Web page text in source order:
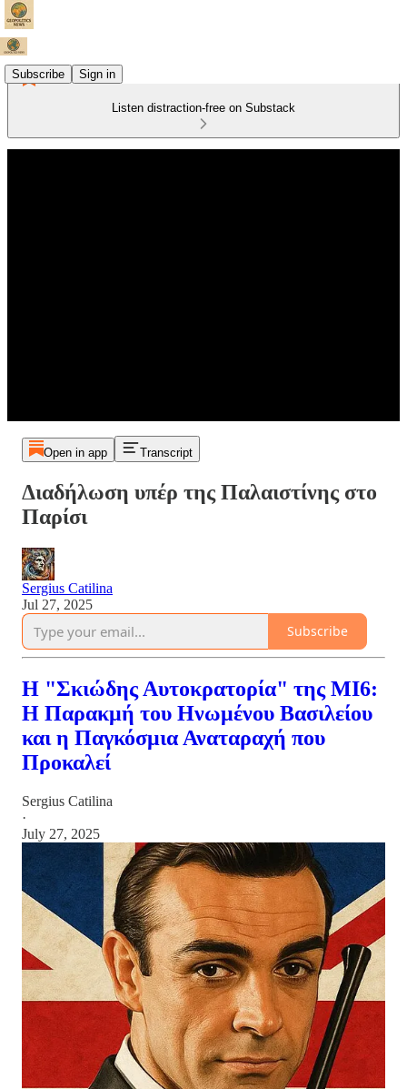
Subscribe Sign in
Listen distraction-free on Substack
Open in app Transcript
Διαδήλωση υπέρ της Παλαιστίνης στο
Παρίσι
Sergius Catilina
Jul 27, 2025
Subscribe
Η "Σκιώδης Αυτοκρατορία" της MI6:
Η Παρακμή του Ηνωμένου Βασιλείου
και η Παγκόσμια Αναταραχή που
Προκαλεί
Sergius Catilina
·
July 27, 2025